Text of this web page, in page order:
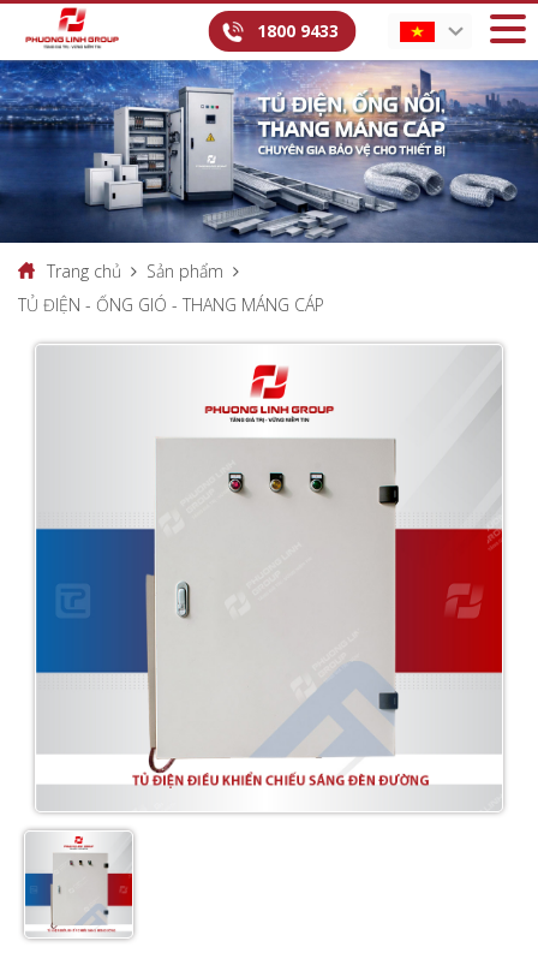
1800 9433
Trang chủ
Sản phẩm
TỦ ĐIỆN - ỐNG GIÓ - THANG MÁNG CÁP